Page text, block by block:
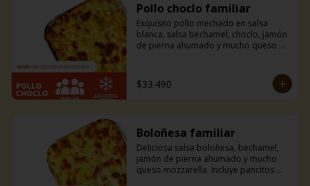
Pollo choclo familiar
Exquisito pollo mechado en salsa
blanca, salsa bechamel, choclo, jamón
de pierna ahumado y mucho queso
la casa.
$33.490
Boloñesa familiar
Deliciosa salsa boloñesa, bechamel,
jamón de pierna ahumado y mucho
queso mozzarella. Incluye pancitos